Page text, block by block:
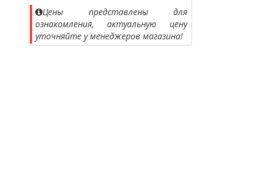
Цены представлены для
ознакомления, актуальную цену
уточняйте у менеджеров магазина!